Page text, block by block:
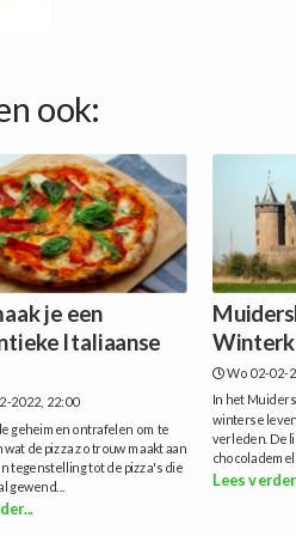
ook:
je een
Italiaanse
2022, 22:00
geheimen ontrafelen om te
de pizza zo trouw maakt aan
tegenstelling tot de pizza's die
gewend...
Wo 02-02-
In het
winterse
verleden. De
Lees